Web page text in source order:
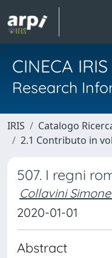
CINECA IRIS
Research
IRIS Catalogo
2.1 Contributo in
507. I regni
Collavini
2020-01-01
Abstract